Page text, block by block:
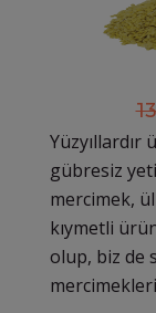
Yüzyıllardır
gübresiz
mercimek,
kıymetli
olup, biz de